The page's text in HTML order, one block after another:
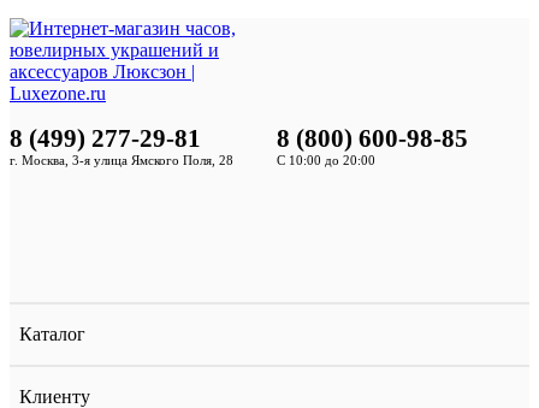
Каталог
Клиенту
8 (499) 277-29-81
г. Москва, 3-я улица Ямского Поля, 28
8 (800) 600-98-85
С 10:00 до 20:00